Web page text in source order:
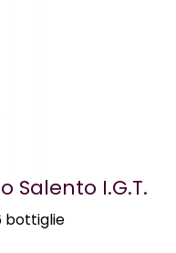
Salento I.G.T.
bottiglie